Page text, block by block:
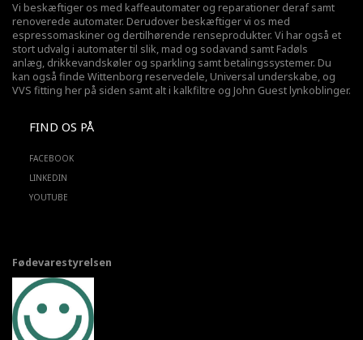
Vi beskæftiger os med kaffeautomater og reparationer deraf samt
renoverede automater. Derudover beskæftiger vi os med
espressomaskiner og dertilhørende renseprodukter. Vi har også et
stort udvalg i automater til slik, mad og sodavand samt Fadøls
anlæg, drikkevandskøler og sparkling samt betalingssystemer. Du
kan også finde Wittenborg reservedele, Universal underskabe, og
VVS fitting her på siden samt alt i kalkfiltre og John Guest lynkoblinger.
FIND OS PÅ
FACEBOOK
LINKEDIN
YOUTUBE
Fødevarestyrelsen